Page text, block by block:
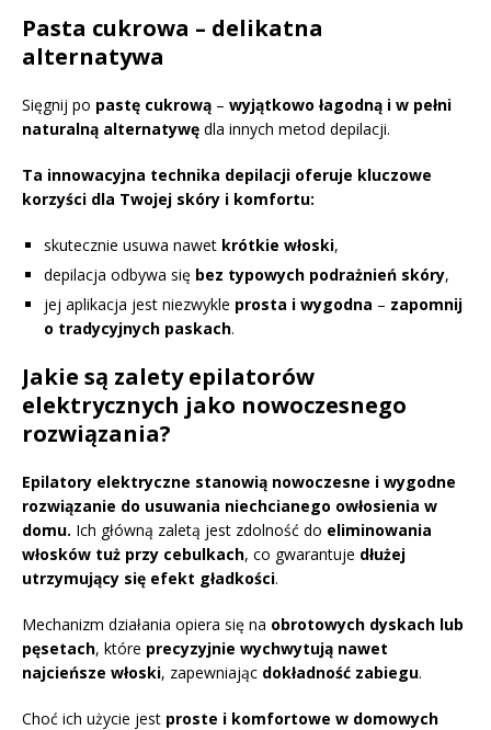
Pasta cukrowa – delikatna
alternatywa
Sięgnij po pastę cukrową – wyjątkowo łagodną i w pełni
naturalną alternatywę dla innych metod depilacji.
Ta innowacyjna technika depilacji oferuje kluczowe
korzyści dla Twojej skóry i komfortu:
skutecznie usuwa nawet krótkie włoski,
depilacja odbywa się bez typowych podrażnień skóry,
jej aplikacja jest niezwykle prosta i wygodna – zapomnij
o tradycyjnych paskach.
Jakie są zalety epilatorów
elektrycznych jako nowoczesnego
rozwiązania?
Epilatory elektryczne stanowią nowoczesne i wygodne
rozwiązanie do usuwania niechcianego owłosienia w
domu. Ich główną zaletą jest zdolność do eliminowania
włosków tuż przy cebulkach, co gwarantuje dłużej
utrzymujący się efekt gładkości.
Mechanizm działania opiera się na obrotowych dyskach lub
pęsetach, które precyzyjnie wychwytują nawet
najcieńsze włoski, zapewniając dokładność zabiegu.
Choć ich użycie jest proste i komfortowe w domowych